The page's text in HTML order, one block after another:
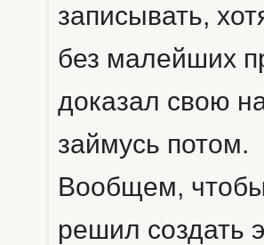
записывать,
без малейших
доказал свою
займусь потом.
Вообщем,
решил создать